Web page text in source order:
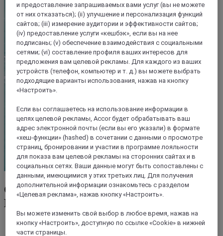
ОТКРОЙТЕ ДВЕРЬ В МИР
БЕСКОНЕЧНЫХ ПРИВИЛЕГИЙ
ПОВЫШЕНИЕ КАТЕГОРИИ НОМЕРА
и предоставление запрашиваемых вами услуг (вы не можете
от них отказаться); (ii) улучшение и персонализация функций
сайтов; (iii) измерение аудитории и эффективности сайтов;
(iv) предоставление услуги «кешбэк», если вы на нее
подписаны; (v) обеспечение взаимодействия с социальными
сетями; (vi) составление профиля ваших интересов для
предложения вам целевой рекламы. Для каждого из ваших
устройств (телефон, компьютер и т. д.) вы можете выбрать
подходящие варианты использования, нажав на кнопку
«Настроить».
Если вы соглашаетесь на использование информации в
целях целевой рекламы, Accor будет обрабатывать ваш
адрес электронной почты (если вы его указали) в формате
«хеш-функции» (hashed) в сочетании с данными о просмотре
страниц, бронировании и участии в программе лояльности
для показа вам целевой рекламы на сторонних сайтах и в
социальных сетях. Ваши данные могут быть сопоставлены с
данными, имеющимися у этих третьих лиц. Для получения
дополнительной информации ознакомьтесь с разделом
«Целевая реклама», нажав кнопку «Настроить».
Вы можете изменить свой выбор в любое время, нажав на
кнопку «Настроить», доступную по ссылке «Cookie» в нижней
части страницы.